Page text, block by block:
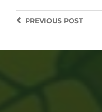
PREVIOUSPOST